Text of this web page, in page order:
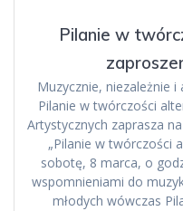
Pilanie w
Muzycznie, niezależnie
Pilanie w twórczości
Artystycznych zaprasza
„Pilanie w twórczości
sobotę, 8 marca, o
wspomnieniami do
młodych wówczas